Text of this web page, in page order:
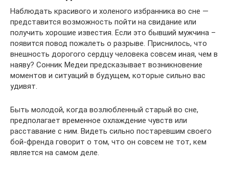
Наблюдать красивого и холеного избранника во сне —
представится возможность пойти на свидание или
получить хорошие известия. Если это бывший мужчина –
появится повод пожалеть о разрыве. Приснилось, что
внешность дорогого сердцу человека совсем иная, чем в
наяву? Сонник Медеи предсказывает возникновение
моментов и ситуаций в будущем, которые сильно вас
удивят.
Быть молодой, когда возлюбленный старый во сне,
предполагает временное охлаждение чувств или
расставание с ним. Видеть сильно постаревшим своего
бой-френда говорит о том, что он совсем не тот, кем
является на самом деле.